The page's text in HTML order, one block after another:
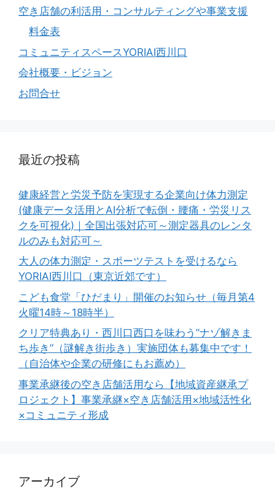
空き店舗の利活用・コンサルティングや事業支援
料金表
コミュニティスペースYORIAI西川口
会社概要・ビジョン
お問合せ
最近の投稿
健康経営と労災予防を実現する企業向け体力測定
(健康データ活用とAI分析で転倒・腰痛・労災リス
クを可視化)｜全国出張対応可～測定器具のレンタ
ルのみも対応可～
大人の体力測定・スポーツテストを受けるなら
YORIAI西川口（東京近郊です）
こども食堂「ひだまり」開催のお知らせ（毎月第4
火曜14時～18時半）
クリア特典あり・西川口西口を味わう”ナゾ解きま
ち歩き”（謎解き街歩き）実施団体も募集中です！
（自治体や企業の研修にもお薦め）
事業承継後の空き店舗活用なら【地域資産継承プ
ロジェクト】事業承継×空き店舗活用×地域活性化
×コミュニティ形成
アーカイブ